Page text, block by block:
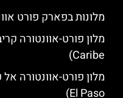
מלונות בפארק פורט
Caribe)
El Paso)